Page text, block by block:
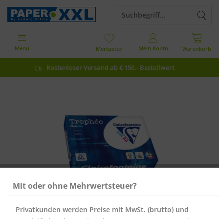
Kostenloser Versand ab € 150,- Bestellwert
Warenkorb
Merkzettel Mein Konto
Menü
Mit oder ohne Mehrwertsteuer?
Privatkunden werden Preise mit MwSt. (brutto) und